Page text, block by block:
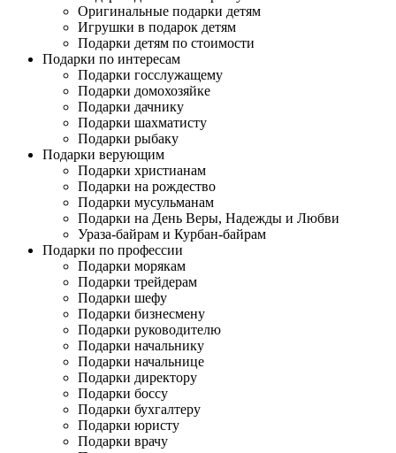
Оригинальные подарки детям
Игрушки в подарок детям
Подарки детям по стоимости
Подарки по интересам
Подарки госслужащему
Подарки домохозяйке
Подарки дачнику
Подарки шахматисту
Подарки рыбаку
Подарки верующим
Подарки христианам
Подарки на рождество
Подарки мусульманам
Подарки на День Веры, Надежды и Любви
Ураза-байрам и Курбан-байрам
Подарки по профессии
Подарки морякам
Подарки трейдерам
Подарки шефу
Подарки бизнесмену
Подарки руководителю
Подарки начальнику
Подарки начальнице
Подарки директору
Подарки боссу
Подарки бухгалтеру
Подарки юристу
Подарки врачу